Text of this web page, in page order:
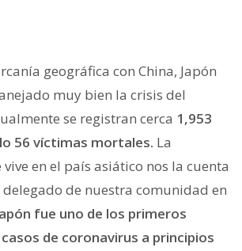
geográfica con China, Japón
muy bien la crisis del
se registran cerca 1,953
56 víctimas mortales. La
en el país asiático nos la cuenta
delegado de nuestra comunidad en
fue uno de los primeros
de coronavirus a principios